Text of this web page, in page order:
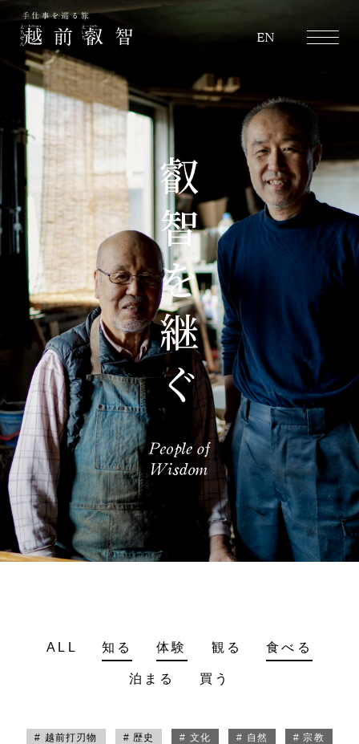
EN
ALL 知る 体験 観る 食べる
泊まる 買う
# 越前打刃物 # 歴史 # 文化 # 自然 # 宗教